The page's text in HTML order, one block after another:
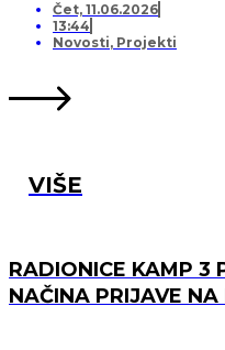
Čet, 11.06.2026
13:44
Novosti, Projekti
VIŠE
RADIONICE KAMP 3
NAČINA PRIJAVE